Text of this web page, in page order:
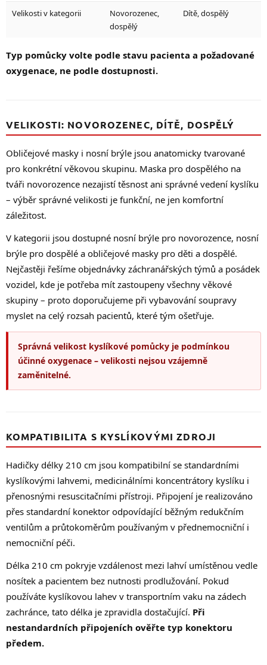
Velikosti v kategorii
Novorozenec,
dospělý
Dítě, dospělý
Typ pomůcky volte podle stavu pacienta a požadované
oxygenace, ne podle dostupnosti.
VELIKOSTI: NOVOROZENEC, DÍTĚ, DOSPĚLÝ
Obličejové masky i nosní brýle jsou anatomicky tvarované
pro konkrétní věkovou skupinu. Maska pro dospělého na
tváři novorozence nezajistí těsnost ani správné vedení kyslíku
– výběr správné velikosti je funkční, ne jen komfortní
záležitost.
V kategorii jsou dostupné nosní brýle pro novorozence, nosní
brýle pro dospělé a obličejové masky pro děti a dospělé.
Nejčastěji řešíme objednávky záchranářských týmů a posádek
vozidel, kde je potřeba mít zastoupeny všechny věkové
skupiny – proto doporučujeme při vybavování soupravy
myslet na celý rozsah pacientů, které tým ošetřuje.
Správná velikost kyslíkové pomůcky je podmínkou
účinné oxygenace – velikosti nejsou vzájemně
zaměnitelné.
KOMPATIBILITA S KYSLÍKOVÝMI ZDROJI
Hadičky délky 210 cm jsou kompatibilní se standardními
kyslíkovými lahvemi, medicinálními koncentrátory kyslíku i
přenosnými resuscitačními přístroji. Připojení je realizováno
přes standardní konektor odpovídající běžným redukčním
ventilům a průtokoměrům používaným v přednemocniční i
nemocniční péči.
Délka 210 cm pokryje vzdálenost mezi lahví umístěnou vedle
nosítek a pacientem bez nutnosti prodlužování. Pokud
používáte kyslíkovou lahev v transportním vaku na zádech
zachránce, tato délka je zpravidla dostačující. Při
nestandardních připojeních ověřte typ konektoru
předem.